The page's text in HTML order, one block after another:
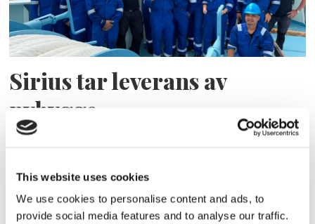
This website uses cookies
We use cookies to personalise content and ads, to
provide social media features and to analyse our traffic.
Sirius tar leverans av
nybygge